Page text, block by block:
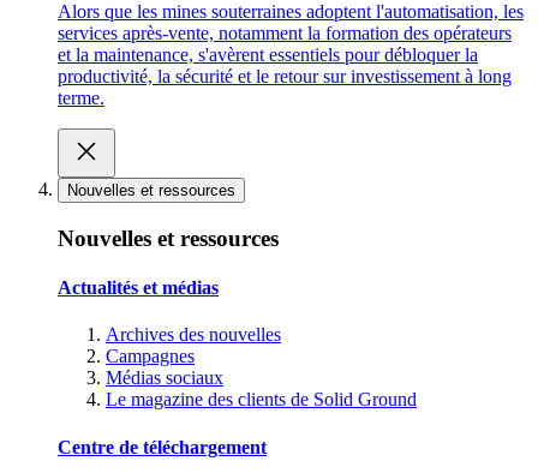
Alors que les mines souterraines adoptent l'automatisation, les
services après-vente, notamment la formation des opérateurs
et la maintenance, s'avèrent essentiels pour débloquer la
productivité, la sécurité et le retour sur investissement à long
terme.
Nouvelles et ressources
Nouvelles et ressources
Actualités et médias
Archives des nouvelles
Campagnes
Médias sociaux
Le magazine des clients de Solid Ground
Centre de téléchargement